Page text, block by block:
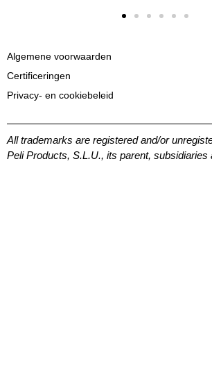
Algemene voorwaarden
Certificeringen
Privacy- en cookiebeleid
All trademarks are registered and/or
Peli Products, S.L.U., its parent, subsidiaries